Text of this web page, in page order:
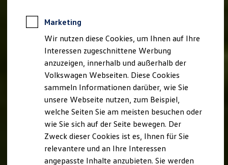
Rekuperation
Laden unterwegs
Laden Zuhause
Ladestationen finden
Ladezeitensimulator
Batterie
Sicherheit
Nachhaltigkeit
Technologie
Kosten und Kauf
Kaufoptionen
E-Auto-Förderung
Software und Konnektivität
Marketing
Wir nutzen diese Cookies, um Ihnen auf Ihre
Interessen zugeschnittene Werbung
anzuzeigen, innerhalb und außerhalb der
Volkswagen Webseiten. Diese Cookies
sammeln Informationen darüber, wie Sie
unsere Webseite nutzen, zum Beispiel,
welche Seiten Sie am meisten besuchen oder
wie Sie sich auf der Seite bewegen. Der
Zweck dieser Cookies ist es, Ihnen für Sie
relevantere und an Ihre Interessen
angepasste Inhalte anzubieten. Sie werden